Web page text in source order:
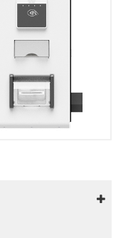
på pumpen
kuponger og NFC